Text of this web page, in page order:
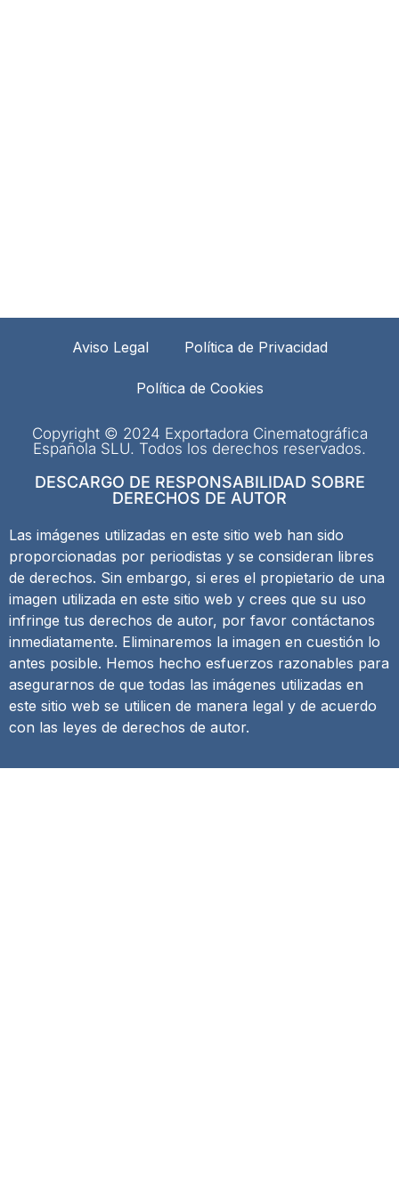
Aviso Legal Política de Privacidad
Política de Cookies
Copyright © 2024 Exportadora Cinematográfica
Española SLU. Todos los derechos reservados.
DESCARGO DE RESPONSABILIDAD SOBRE
DERECHOS DE AUTOR
Las imágenes utilizadas en este sitio web han sido
proporcionadas por periodistas y se consideran libres
de derechos. Sin embargo, si eres el propietario de una
imagen utilizada en este sitio web y crees que su uso
infringe tus derechos de autor, por favor contáctanos
inmediatamente. Eliminaremos la imagen en cuestión lo
antes posible. Hemos hecho esfuerzos razonables para
asegurarnos de que todas las imágenes utilizadas en
este sitio web se utilicen de manera legal y de acuerdo
con las leyes de derechos de autor.